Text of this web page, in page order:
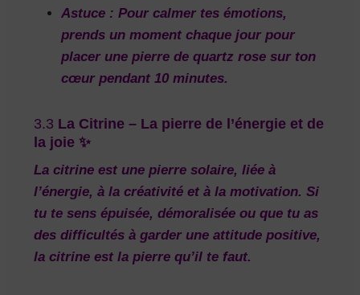
Astuce : Pour calmer tes émotions,
prends un moment chaque jour pour
placer une pierre de quartz rose sur ton
cœur pendant 10 minutes.
3.3 La Citrine – La pierre de l’énergie et de
la joie ✨
La citrine est une pierre solaire, liée à
l’énergie, à la créativité et à la motivation. Si
tu te sens épuisée, démoralisée ou que tu as
des difficultés à garder une attitude positive,
la citrine est la pierre qu’il te faut.